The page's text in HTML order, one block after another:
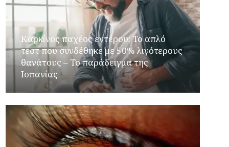
Καρκίνος παχέος εντέρου: Το απλό
τεστ που συνδέθηκε με 50% λιγότερους
θανάτους – Το παράδειγμα της
Ισπανίας